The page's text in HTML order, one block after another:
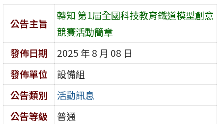
公告主旨
轉知 第1屆全國科技教育鐵道模型創意
競賽活動簡章
發佈日期
2025 年 8 月 08 日
發佈單位
設備組
公告類別
活動訊息
公告等級
普通